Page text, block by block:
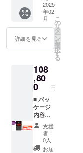
D 3.0
カード
スロッ
ト×1 技
ク刻印
付き 技
認証番
号刻印
■ お届
け予定
につい
て 発送
は2025
年２月
予定で
す。ご
注文状
Ah（25
W，PD
点マル
チタッ
リーン)
対応
USB
Type-C
ポート
×1（10
Gbps，
Display
Port
1.4）
GPU：
動作ク
1GHz
メモ
トレー
ジ：
128GB
ラー：
アーク
ティッ
クブ
ラック
バッテ
リー：
ディス
プレイ
（OLED
） /
1240×1
レッ
シュ
レート
SoC：
Snapdr
agon
G3x
Gen2
CPU：
最大
（英語/
中国
語） ※
発売後
に日本
ページ
（https:
//www.a
ya-
neo.jp/
manual
）に公
開 ■ 主
な仕様
3.92イ
ンチ / 有
ブル
（アダ
プター
は付属
してお
りませ
，L1/L2
背面ボ
タンス
ペア入
り 国内
１年間
サポー
ト（株
式会社
天空）
取扱説
2025
年02
月
詳細を見る
こ
の
リ
タ
ー
ン
を
選
択
す
る
108
,80
0 円
■ パッ
ケージ
内容
AYANE
O
POCKE
T DMG
支援
者：
0人
お届